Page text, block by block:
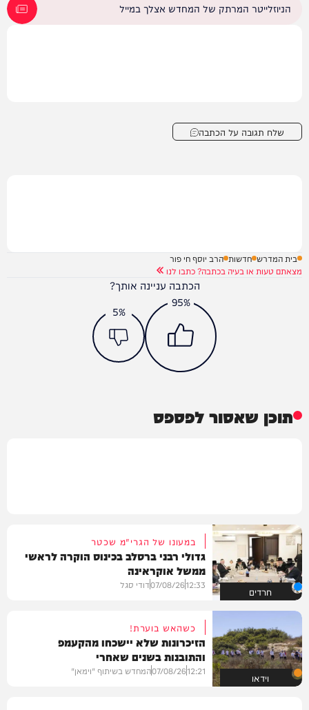
הניוזלייטר המרתק של המחדש אצלך במייל
שלח תגובה על הכתבה
בית המדרש חדשות הרב יוסף חי פור
מצאתם טעות או בעיה בכתבה? כתבו לנו
הכתבה עניינה אותך?
95%
5%
תוכן שאסור לפספס
חרדים
במעונו של הגרי"מ שכטר
גדולי רבני ברסלב בכינוס הוקרה לראשי
ממשל אוקראינה
12:33
07/08/26דודי סגל
וידאו
כשהאש בוערת!
הזיכרונות שלא יישכחו מהקעמפ
והתובנות בשנים שאחרי
12:21
07/08/26המחדש בשיתוף "וימאן"